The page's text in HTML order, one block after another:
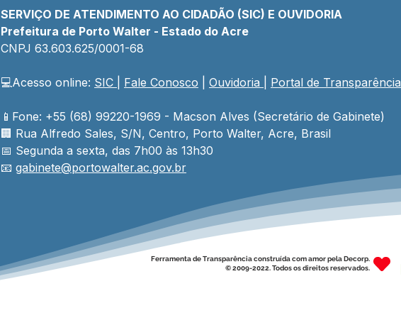
SERVIÇO DE ATENDIMENTO AO CIDADÃO (SIC) E OUVIDORIA
Prefeitura de Porto Walter - Estado do Acre
CNPJ 63.603.625/0001-68
💻Acesso online: SIC Fale Conosco Ouvidoria Portal de Transparência
📱Fone: +55 (68) 99220-1969 - Macson Alves (Secretário de Gabinete)
🏢 Rua Alfredo Sales, S/N, Centro, Porto Walter, Acre, Brasil
📅 Segunda a sexta, das 7h00 às 13h30
📧 gabinete@portowalter.ac.gov.br
Ferramenta de Transparência construída com amor pela Decorp.
© 2009-2022. Todos os direitos reservados.